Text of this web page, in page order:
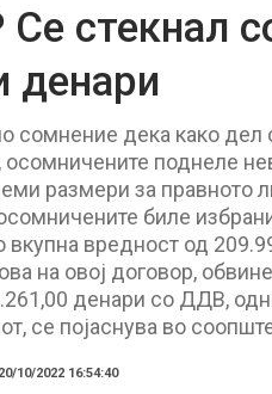
стекнал
денари
сомнение дека како дел
осомничените поднеле
размери за правното
биле
вкупна вредност од
на овој договор,
денари со ДДВ,
се појаснува во
20/10/2022 16:54:40